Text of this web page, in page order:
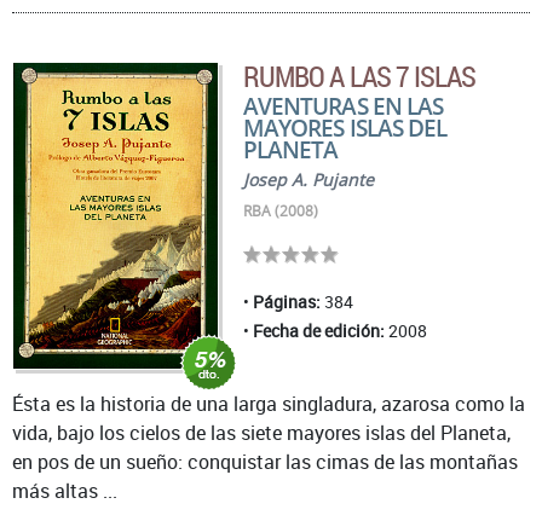
RUMBO A LAS 7 ISLAS
AVENTURAS EN LAS
MAYORES ISLAS DEL
PLANETA
Josep A. Pujante
RBA (2008)
Páginas: 384
Fecha de edición: 2008
Ésta es la historia de una larga singladura, azarosa como la
vida, bajo los cielos de las siete mayores islas del Planeta,
en pos de un sueño: conquistar las cimas de las montañas
más altas ...